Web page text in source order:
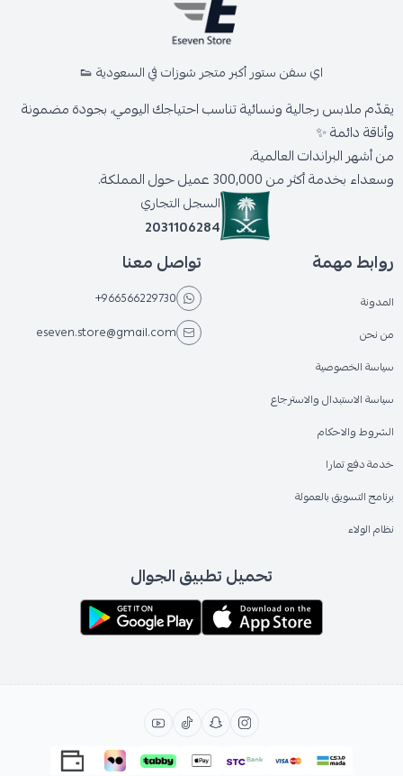
اي سفن ستور أكبر متجر شوزات في السعودية 👟
يقدّم ملابس رجالية ونسائية تناسب احتياجك اليومي، بجودة مضمونة
وأناقة دائمة ✨
من أشهر البراندات العالمية،
وسعداء بخدمة أكثر من 300,000 عميل حول المملكة.
السجل التجاري
2031106284
روابط مهمة
المدونة
من نحن
سياسة الخصوصية
سياسة الاستبدال والاسترجاع
الشروط والاحكام
خدمة دفع تمارا
برنامج التسويق بالعمولة
نظام الولاء
تواصل معنا
+966566229730
eseven.store@gmail.com
تحميل تطبيق الجوال